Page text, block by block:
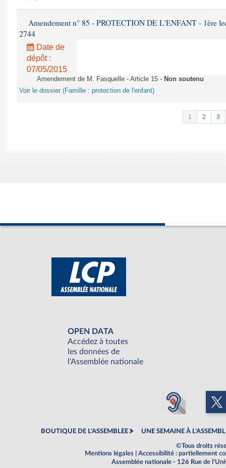
Amendement n° 85 - PROTECTION DE L'ENFANT - 1ère
2744
Date de
dépôt :
07/05/2015
Amendement de M. Fasquelle - Article 15 - Non soutenu
Voir le dossier (Famille : protection de l'enfant)
1 2 3
OPEN DATA
Accédez à toutes
les données de
l'Assemblée nationale
BOUTIQUE DE L'ASSEMBLEE UNE SEMAINE À
©Tous droits
Mentions légales
Accessibilité : partiellement
Assemblée nationale - 126 Rue de